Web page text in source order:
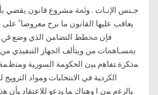
ﺟـﻨﺲ ﺍﻹﻧـﺎﺙ . ﻭﲦﺔ ﻣﺸﺮﻭﻉ ﻗﺎﻧﻮﻥ ﻳﻘﻀﻲ
ﻳﻌﺎﻗﺐ ﻋﻠﻴﻬﺎ ﺍﻟﻘﺎﻧﻮﻥ ﻣﺎ ﺑﺮﺡ ﻣﻌﺮﻭﺿﺎﹰ ﻋﻠﻰ
ﻓﺈﻥ ﳐﻄﻂ ﺍﻟﺘﻀﺎﻣﻦ ﺍﻟﺬﻱ ﻭﺿﻊ ﰲ
ﲟﺴـﺎﳘﺎﺕ ﻣﻦ ﻭﻳﺘﺄﻟﻒ ﺍﳉﻬﺎﺯ ﺍﻟﺘﻨﻔﻴﺬﻱ
ﻤﺫﻜﺭﺓ ﺘﻔﺎﻫﻡ ﺒﻴﻥ ﺍﻟﺤﻜﻭﻤﺔ ﺍﻟﺴﻭﺭﻴﺔ ﻭﻤﻨﻅﻤﺔ
ﺍﻟﻜﺭﺩﻴﺔ ﻓﻲ ﺍﻻﻨﺘﺨﺎﺒﺎﺕ ﻭﻤﻭﺍﺩ
ﺒﺎﻟﺭﻏﻡ ﻤﻥ ﺍ ﻭﻫﻨﺎﻙ ﻤﺎ ﻴﺩﻋﻭ ﻟﻼﻋﺘﻘﺎﺩ ﺒﺄﻥ